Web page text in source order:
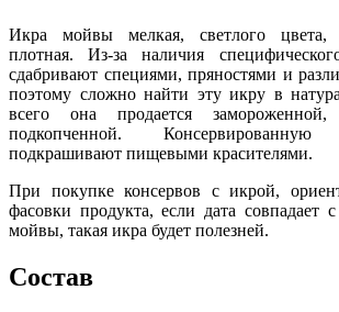
Икра мойвы мелкая, светлого цвета,
плотная. Из-за наличия
сдабривают специями, пряностями и
поэтому сложно найти эту икру в
всего она продается
подкопченной.
подкрашивают пищевыми красителями.
При покупке консервов с икрой,
фасовки продукта, если дата совпадает
мойвы, такая икра будет полезней.
Состав